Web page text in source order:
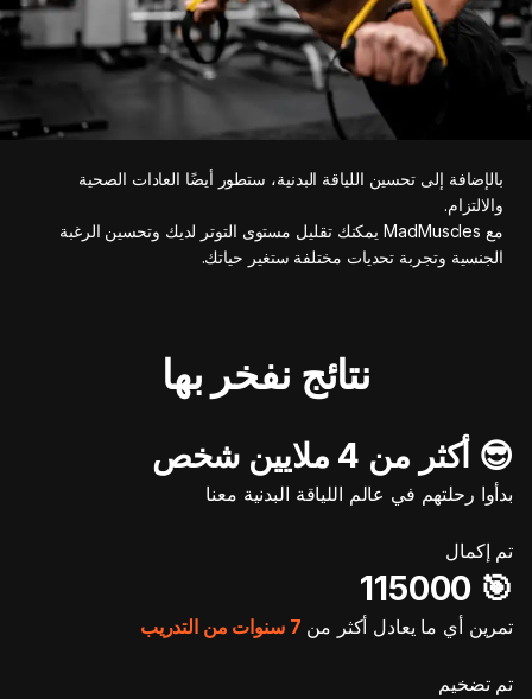
بالإضافة إلى تحسين اللياقة البدنية، ستطور أيضًا العادات الصحية
والالتزام.
مع MadMuscles يمكنك تقليل مستوى التوتر لديك وتحسين الرغبة
الجنسية وتجربة تحديات مختلفة ستغير حياتك.
نتائج نفخر بها
😎 أكثر من 4 ملايين شخص
بدأوا رحلتهم في عالم اللياقة البدنية معنا
تم إكمال
🎯️ 115000
تمرين أي ما يعادل أكثر من 7 سنوات من التدريب
تم تضخيم